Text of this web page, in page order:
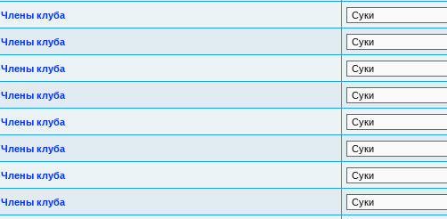
Члены клуба
Члены клуба
Члены клуба
Члены клуба
Члены клуба
Члены клуба
Члены клуба
Члены клуба